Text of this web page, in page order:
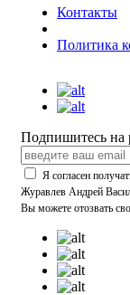
Контакты
Политика
Подпишитесь на
Я согласен
Журавлев Андрей
Вы можете отозвать